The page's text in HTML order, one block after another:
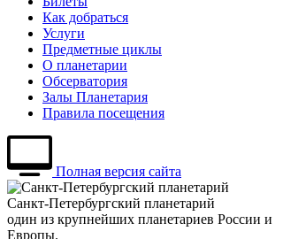
Как добраться
Услуги
Предметные циклы
О планетарии
Обсерватория
Залы Планетария
Правила посещения
Полная версия сайта
Санкт-Петербургский планетарий
один из крупнейших планетариев России и
Европы.